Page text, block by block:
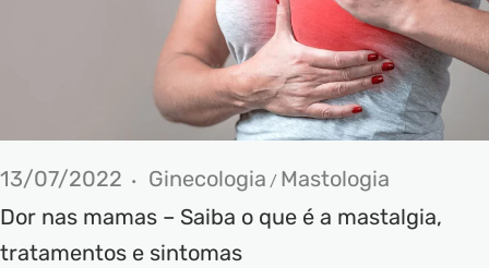
13/07/2022 Ginecologia / Mastologia
Dor nas mamas – Saiba o que é a mastalgia,
tratamentos e sintomas